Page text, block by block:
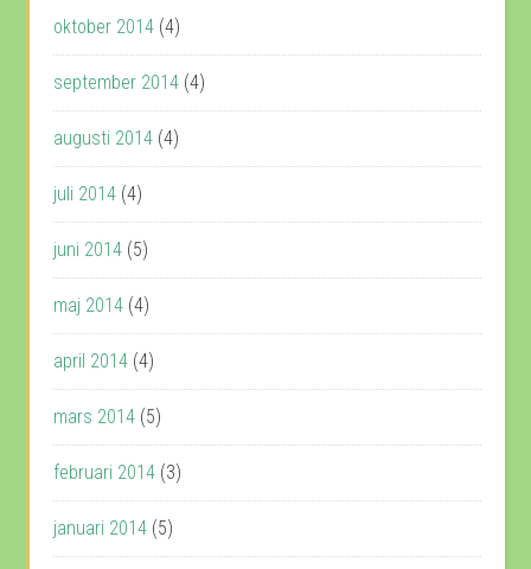
oktober 2014 (4)
september 2014 (4)
augusti 2014 (4)
juli 2014 (4)
juni 2014 (5)
maj 2014 (4)
april 2014 (4)
mars 2014 (5)
februari 2014 (3)
januari 2014 (5)